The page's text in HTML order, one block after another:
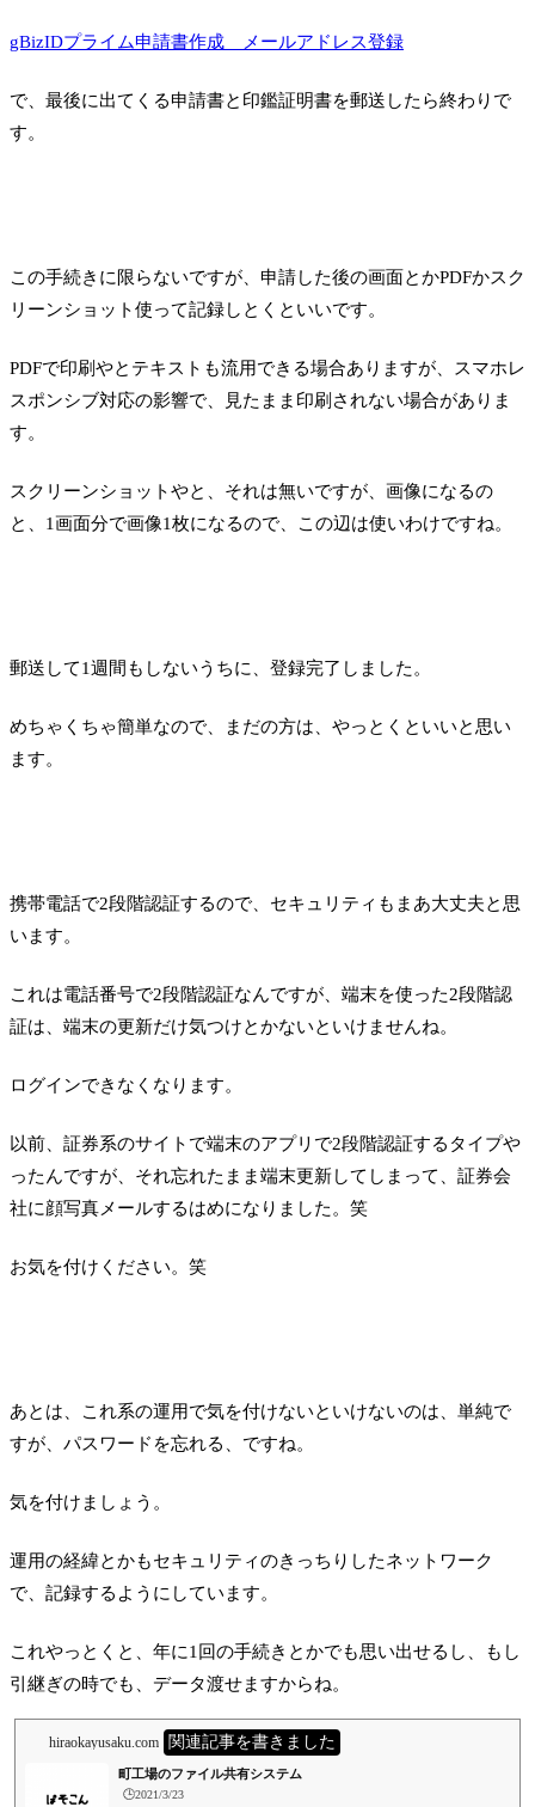
gBizIDプライム申請書作成 メールアドレス登録
で、最後に出てくる申請書と印鑑証明書を郵送したら終わりで
す。
この手続きに限らないですが、申請した後の画面とかPDFかスク
リーンショット使って記録しとくといいです。
PDFで印刷やとテキストも流用できる場合ありますが、スマホレ
スポンシブ対応の影響で、見たまま印刷されない場合がありま
す。
スクリーンショットやと、それは無いですが、画像になるの
と、1画面分で画像1枚になるので、この辺は使いわけですね。
郵送して1週間もしないうちに、登録完了しました。
めちゃくちゃ簡単なので、まだの方は、やっとくといいと思い
ます。
携帯電話で2段階認証するので、セキュリティもまあ大丈夫と思
います。
これは電話番号で2段階認証なんですが、端末を使った2段階認
証は、端末の更新だけ気つけとかないといけませんね。
ログインできなくなります。
以前、証券系のサイトで端末のアプリで2段階認証するタイプや
ったんですが、それ忘れたまま端末更新してしまって、証券会
社に顔写真メールするはめになりました。笑
お気を付けください。笑
あとは、これ系の運用で気を付けないといけないのは、単純で
すが、パスワードを忘れる、ですね。
気を付けましょう。
運用の経緯とかもセキュリティのきっちりしたネットワーク
で、記録するようにしています。
これやっとくと、年に1回の手続きとかでも思い出せるし、もし
引継ぎの時でも、データ渡せますからね。
hiraokayusaku.com 関連記事を書きました
町工場のファイル共有システム
🕒️2021/3/23